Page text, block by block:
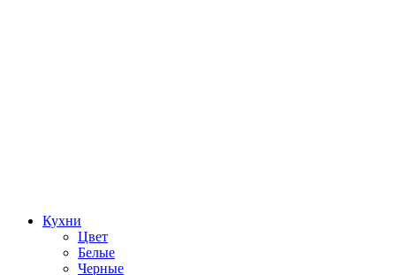
Кухни
Цвет
Белые
Черные